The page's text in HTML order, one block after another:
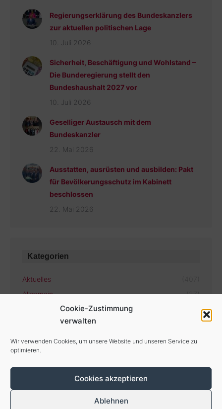
Cookie-Zustimmung
verwalten
Wir verwenden Cookies, um unsere Website und unseren Service zu
optimieren.
Cookies akzeptieren
Ablehnen
Regierungserklärung des Bundeskanzlers
zur aktuellen politischen Lage
10. Juli 2026
Sicherheit, Beschäftigung und Wohlstand –
Die Bunderegierung stellt den
Bundeshaushalt 2027 vor
10. Juli 2026
Geselliger Austausch mit dem
Bundeskanzler
22. Mai 2026
Ausstatten, ausrüsten und ausbilden: Pakt
für Bevölkerungsschutz im Kabinett
beschlossen
22. Mai 2026
Kategorien
Aktuelles
Allgemein
(27)
Aktuelle Termine